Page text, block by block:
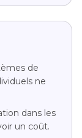
de
ne
dans les
un coût.